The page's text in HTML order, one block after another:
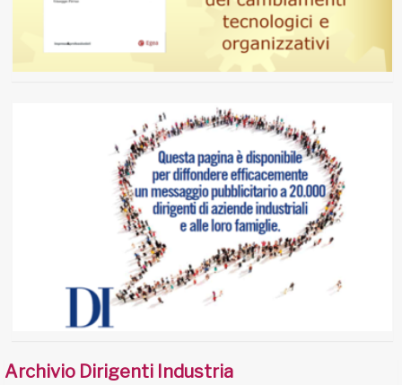
Archivio Dirigenti Industria